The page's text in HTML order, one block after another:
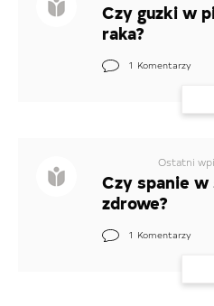
Czy guzki w
raka?
1 Komentarzy
Ostatni
Czy spanie
zdrowe?
1 Komentarzy